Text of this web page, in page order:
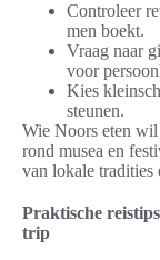
Controleer
men boekt.
Vraag naar
voor
Kies
steunen.
Wie Noors eten
rond musea en
van lokale tradities
Praktische
trip